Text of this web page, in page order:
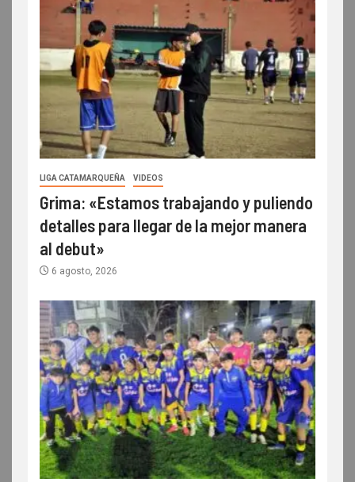
LIGA CATAMARQUEÑA VIDEOS
Grima: «Estamos trabajando y puliendo
detalles para llegar de la mejor manera
al debut»
6 agosto, 2026